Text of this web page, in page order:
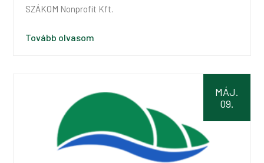
SZÁKOM Nonprofit Kft.
Tovább olvasom
MÁJ.
09.